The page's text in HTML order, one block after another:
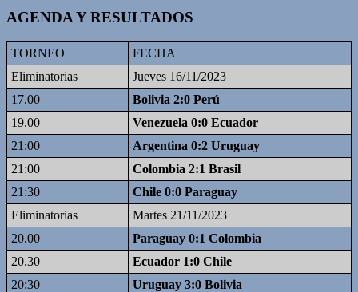
AGENDA Y RESULTADOS
TORNEO
FECHA
Eliminatorias
Jueves 16/11/2023
17.00
Bolivia 2:0 Perú
19.00
Venezuela 0:0 Ecuador
21:00
Argentina 0:2 Uruguay
21:00
Colombia 2:1 Brasil
21:30
Chile 0:0 Paraguay
Eliminatorias
Martes 21/11/2023
20.00
Paraguay 0:1 Colombia
20.30
Ecuador 1:0 Chile
20:30
Uruguay 3:0 Bolivia